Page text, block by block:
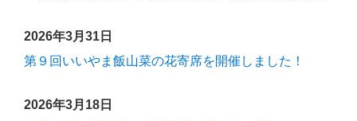
2026年3月31日
第９回いいやま飯山菜の花寄席を開催しました！
2026年3月18日